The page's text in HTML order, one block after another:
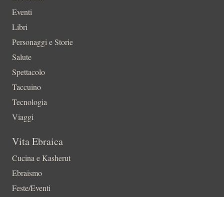
Eventi
Libri
Personaggi e Storie
Salute
Spettacolo
Taccuino
Tecnologia
Viaggi
Vita Ebraica
Cucina e Kasherut
Ebraismo
Feste/Eventi